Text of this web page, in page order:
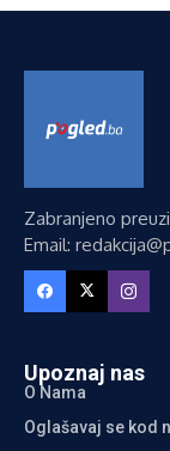
Zabranjeno
Email:
Upoznaj nas
O Nama
Oglašavaj se kod